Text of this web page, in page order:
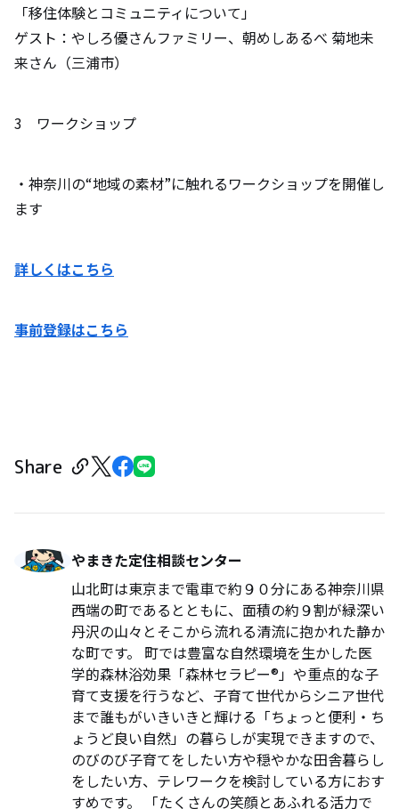
「移住体験とコミュニティについて」
ゲスト：やしろ優さんファミリー、朝めしあるべ 菊地未
来さん（三浦市）
3 ワークショップ
・神奈川の“地域の素材”に触れるワークショップを開催し
ます
詳しくはこちら
事前登録はこちら
Share
やまきた定住相談センター
山北町は東京まで電車で約９０分にある神奈川県
西端の町であるとともに、面積の約９割が緑深い
丹沢の山々とそこから流れる清流に抱かれた静か
な町です。 町では豊富な自然環境を生かした医
学的森林浴効果「森林セラピー®」や重点的な子
育て支援を行うなど、子育て世代からシニア世代
まで誰もがいきいきと輝ける「ちょっと便利・ち
ょうど良い自然」の暮らしが実現できますので、
のびのび子育てをしたい方や穏やかな田舎暮らし
をしたい方、テレワークを検討している方におす
すめです。 「たくさんの笑顔とあふれる活力で